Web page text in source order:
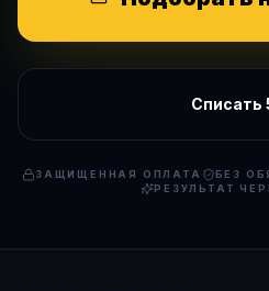
Списать
ЗАЩИЩЕННАЯ ОПЛАТА
БЕЗ
РЕЗУЛЬТАТ